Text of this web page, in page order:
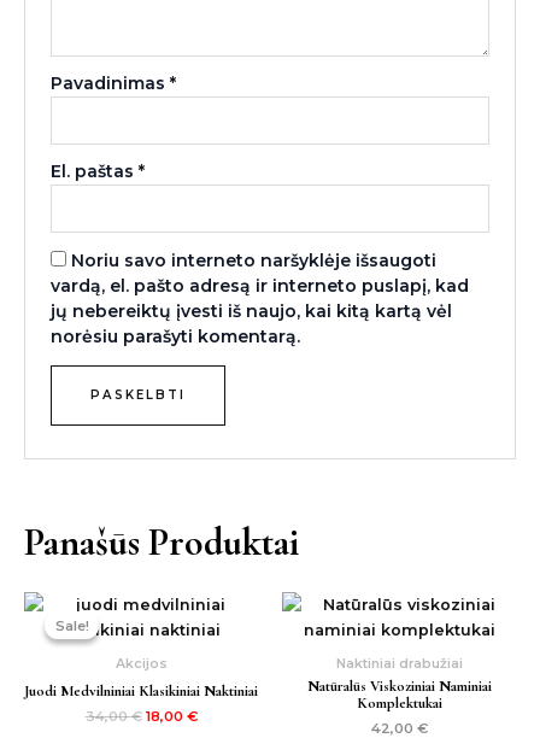
Pavadinimas*
El. paštas*
Noriu savo interneto naršyklėje išsaugoti
vardą, el. pašto adresą ir interneto puslapį, kad
jų nebereiktų įvesti iš naujo, kai kitą kartą vėl
norėsiu parašyti komentarą.
Panašūs Produktai
Sale!
Sale!
Akcijos
Juodi Medvilniniai Klasikiniai Naktiniai
34,00€
Original
price
was:
18,00 €
Current
price
is:
Naktiniai drabužiai
Natūralūs Viskoziniai Naminiai
Komplektukai
42,00 €